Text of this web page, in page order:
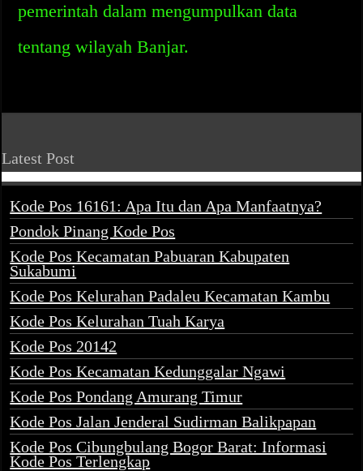
pemerintah dalam mengumpulkan data
tentang wilayah Banjar.
Latest Post
Kode Pos 16161: Apa Itu dan Apa Manfaatnya?
Pondok Pinang Kode Pos
Kode Pos Kecamatan Pabuaran Kabupaten
Sukabumi
Kode Pos Kelurahan Padaleu Kecamatan Kambu
Kode Pos Kelurahan Tuah Karya
Kode Pos 20142
Kode Pos Kecamatan Kedunggalar Ngawi
Kode Pos Pondang Amurang Timur
Kode Pos Jalan Jenderal Sudirman Balikpapan
Kode Pos Cibungbulang Bogor Barat: Informasi
Kode Pos Terlengkap